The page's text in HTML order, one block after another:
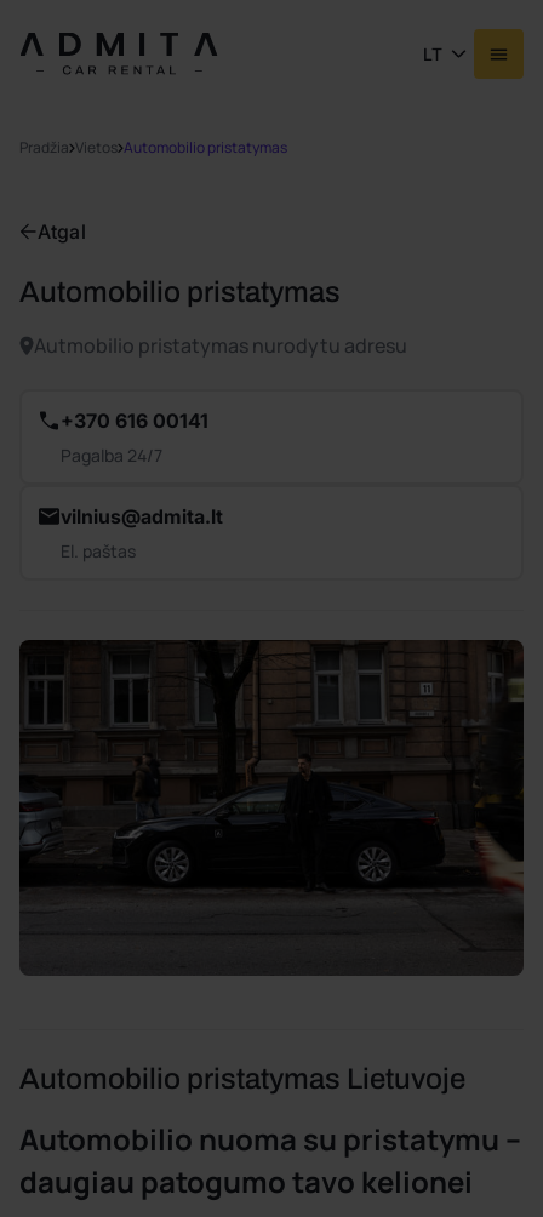
LT
Pradžia Vietos Automobilio pristatymas
Atgal
Automobilio pristatymas
Autmobilio pristatymas nurodytu adresu
+370 616 00141
Pagalba 24/7
vilnius@admita.lt
El. paštas
Automobilio pristatymas Lietuvoje
Automobilio nuoma su pristatymu –
daugiau patogumo tavo kelionei